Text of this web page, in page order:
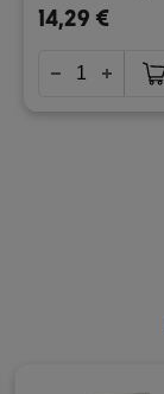
14,29 €